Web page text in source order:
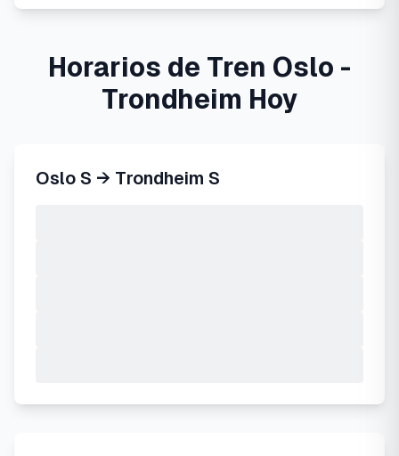
Horarios de Tren Oslo -
Trondheim Hoy
Oslo S → Trondheim S